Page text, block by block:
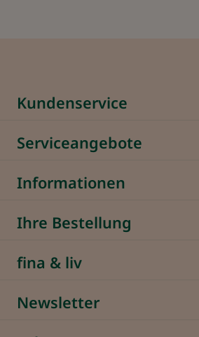
Kundenservice
Serviceangebote
Informationen
Ihre Bestellung
fina & liv
Newsletter